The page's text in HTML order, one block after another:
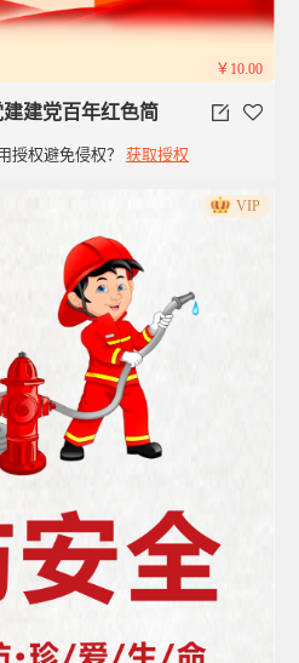
￥10.00
建党百年红色简
授权避免侵权？ 获取授权
VIP